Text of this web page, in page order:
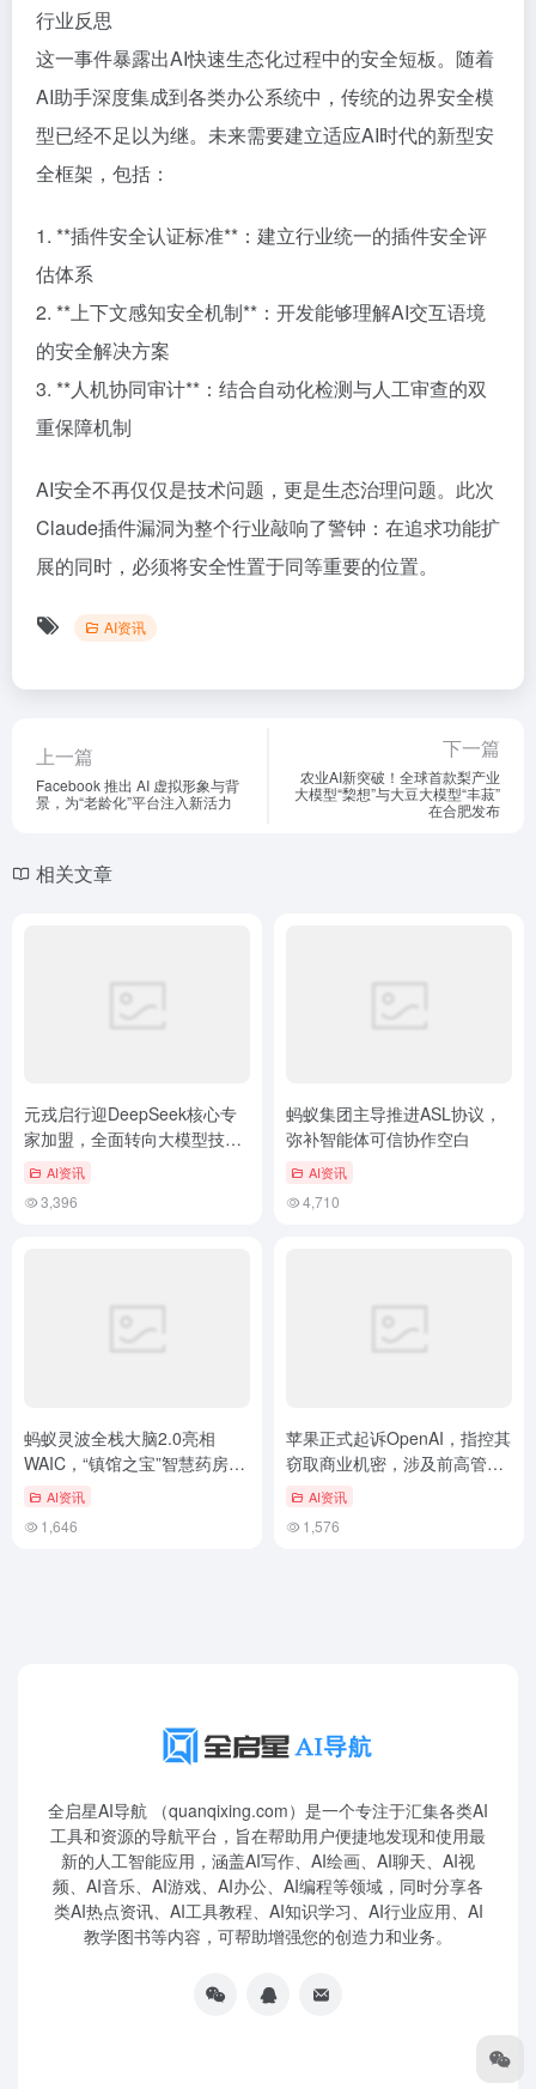
行业反思
这一事件暴露出AI快速生态化过程中的安全短板。随着
AI助手深度集成到各类办公系统中，传统的边界安全模
型已经不足以为继。未来需要建立适应AI时代的新型安
全框架，包括：
1. **插件安全认证标准**：建立行业统一的插件安全评
估体系
2. **上下文感知安全机制**：开发能够理解AI交互语境
的安全解决方案
3. **人机协同审计**：结合自动化检测与人工审查的双
重保障机制
AI安全不再仅仅是技术问题，更是生态治理问题。此次
Claude插件漏洞为整个行业敲响了警钟：在追求功能扩
展的同时，必须将安全性置于同等重要的位置。
AI资讯
上一篇
Facebook 推出 AI 虚拟形象与背
景，为“老龄化”平台注入新活力
下一篇
农业AI新突破！全球首款梨产业
大模型“棃想”与大豆大模型“丰菽”
在合肥发布
相关文章
元戎启行迎DeepSeek核心专
家加盟，全面转向大模型技术
路线AI资讯
3,396
蚂蚁集团主导推进ASL协议，
弥补智能体可信协作空白
AI资讯
4,710
蚂蚁灵波全栈大脑2.0亮相
WAIC，“镇馆之宝”智慧药房验
证“一脑多机”能力
AI资讯
1,646
苹果正式起诉OpenAI，指控其
窃取商业机密，涉及前高管及
核心AI硬件项目
AI资讯
1,576
全启星AI导航 （quanqixing.com）是一个专注于汇集各类AI
工具和资源的导航平台，旨在帮助用户便捷地发现和使用最
新的人工智能应用，涵盖AI写作、AI绘画、AI聊天、AI视
频、AI音乐、AI游戏、AI办公、AI编程等领域，同时分享各
类AI热点资讯、AI工具教程、AI知识学习、AI行业应用、AI
教学图书等内容，可帮助增强您的创造力和业务。